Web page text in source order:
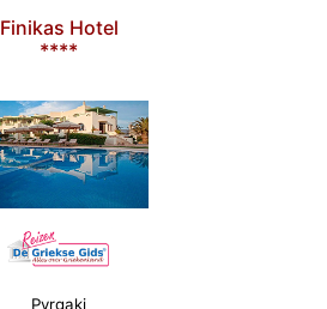
Finikas Hotel
****
Pyrgaki